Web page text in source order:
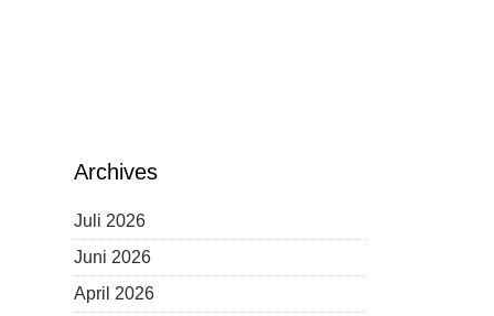
Archives
Juli 2026
Juni 2026
April 2026